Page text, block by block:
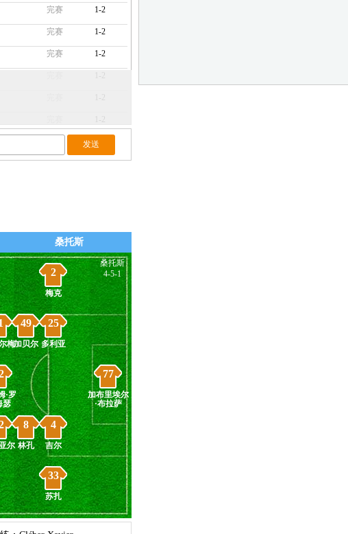
完赛 1-2
完赛 1-2
完赛 1-2
1-2
1-2
1-2
1-2
桑托斯
桑托斯
4-5-1
77
加布里埃尔
·布拉萨
2
梅克
25
多利亚
4
吉尔
33
苏扎
49
加贝尔
8
林孔
梅
·罗
瑟
尔